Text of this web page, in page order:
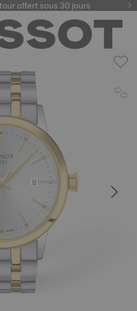
offert sous 30 jours